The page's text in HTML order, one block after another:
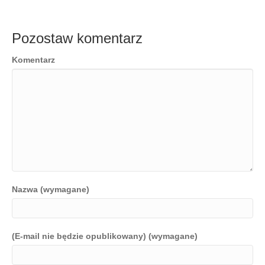
Pozostaw komentarz
Komentarz
Nazwa (wymagane)
(E-mail nie będzie opublikowany) (wymagane)